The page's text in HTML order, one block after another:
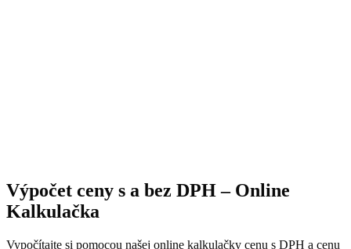
Výpočet ceny s a bez DPH – Online
Kalkulačka
Vypočítajte si pomocou našej online kalkulačky cenu s DPH a cenu